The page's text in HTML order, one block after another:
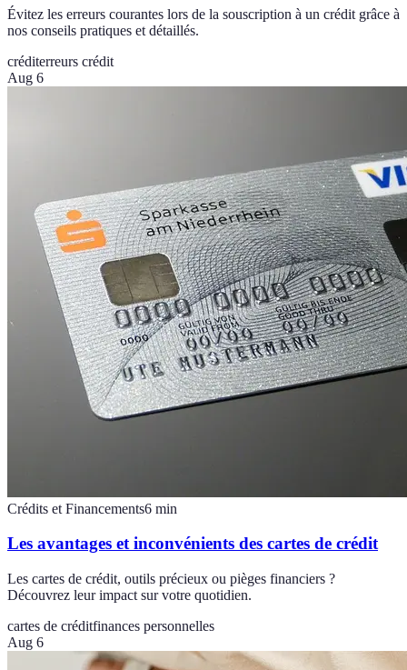
Évitez les erreurs courantes lors de la souscription à un crédit grâce à
nos conseils pratiques et détaillés.
créditerreurs crédit
Aug 6
Crédits et Financements6 min
Les avantages et inconvénients des cartes de crédit
Les cartes de crédit, outils précieux ou pièges financiers ?
Découvrez leur impact sur votre quotidien.
cartes de créditfinances personnelles
Aug 6